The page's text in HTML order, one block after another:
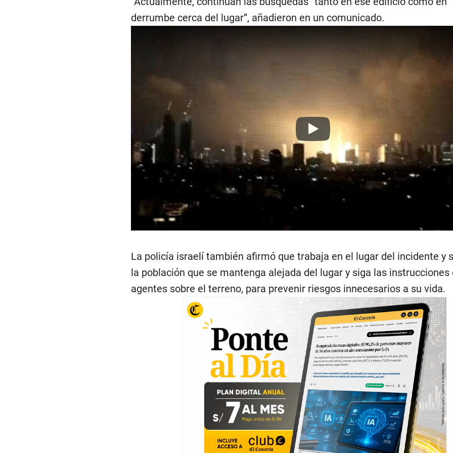
derrumbe cerca del lugar”, añadieron en un comunicado.
Play
La policía israelí también afirmó que trabaja en el lugar del incidente y
la población que se mantenga alejada del lugar y siga las instrucciones
agentes sobre el terreno, para prevenir riesgos innecesarios a su vida.